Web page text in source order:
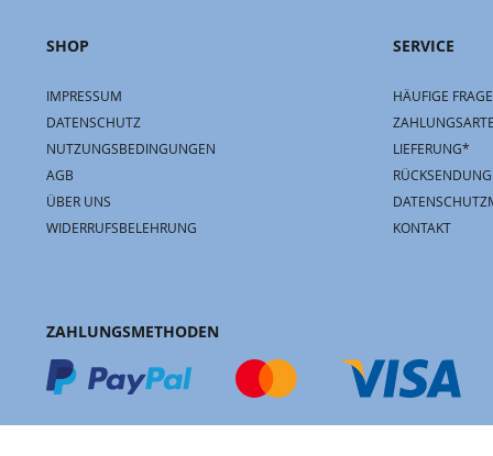
SHOP
IMPRESSUM
DATENSCHUTZ
NUTZUNGSBEDINGUNGEN
AGB
ÜBER UNS
WIDERRUFSBELEHRUNG
SERVICE
HÄUFIGE
LIEFERUNG*
KONTAKT
ZAHLUNGSMETHODEN